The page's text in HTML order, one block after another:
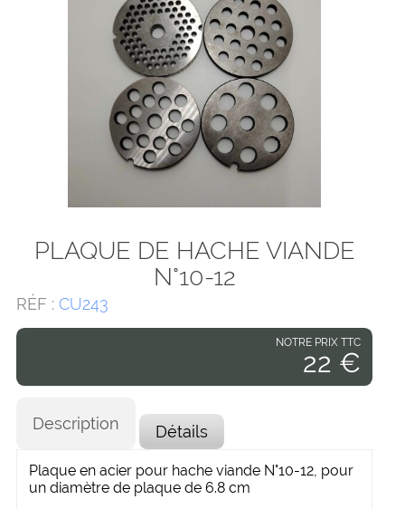
PLAQUE DE HACHE VIANDE
N°10-12
RÉF : CU243
NOTRE PRIX TTC
22 €
Description Détails
Plaque en acier pour hache viande N°10-12, pour
un diamètre de plaque de 6.8 cm